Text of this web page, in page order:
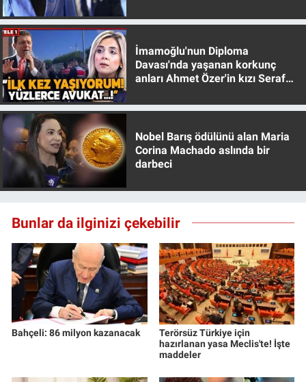
İmamoğlu'nun Diploma
Davası'nda yaşanan korkunç
anları Ahmet Özer'in kızı Seraf
Nobel Barış ödülünü alan Maria
Corina Machado aslında bir
darbeci
Bunlar da ilginizi çekebilir
Bahçeli: 86 milyon kazanacak
Terörsüz Türkiye için
hazırlanan yasa Meclis'te! İşte
maddeler
Türkiye'nin Gündemi
Yerel Gündem
Yerel Yaşam
Canlı Yayın